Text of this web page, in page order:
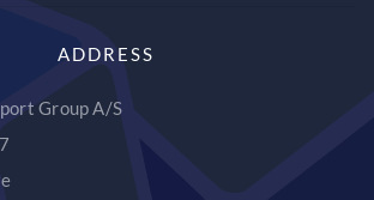
ADDRESS
Group A/S